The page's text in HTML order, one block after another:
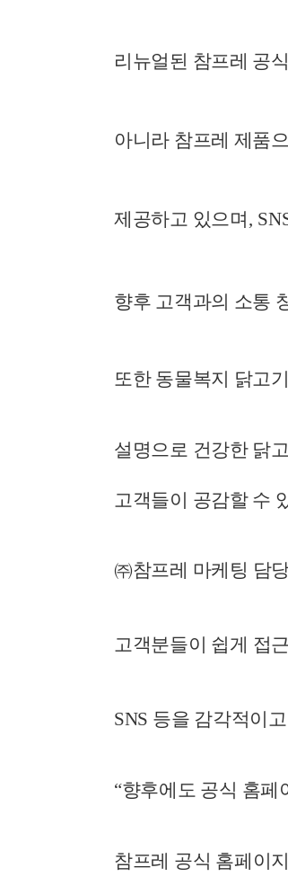
리뉴얼된 참프레 공
아니라 참프레 제품
제공하고 있으며,
향후 고객과의 소통
또한 동물복지 닭고
설명으로 건강한 닭
고객들이 공감할 수
㈜참프레 마케팅 담
고객분들이 쉽게 접
SNS 등을 감각적이
“향후에도 공식 홈페
참프레 공식 홈페이